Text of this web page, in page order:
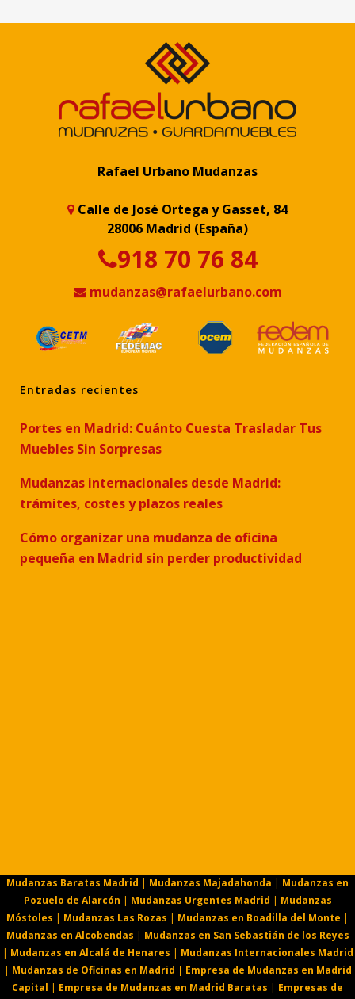
Rafael Urbano Mudanzas
Calle de José Ortega y Gasset, 84
28006 Madrid (España)
918 70 76 84
mudanzas@rafaelurbano.com
Entradas recientes
Portes en Madrid: Cuánto Cuesta Trasladar Tus
Muebles Sin Sorpresas
Mudanzas internacionales desde Madrid:
trámites, costes y plazos reales
Cómo organizar una mudanza de oficina
pequeña en Madrid sin perder productividad
Mudanzas Baratas Madrid | Mudanzas Majadahonda | Mudanzas en
Pozuelo de Alarcón | Mudanzas Urgentes Madrid | Mudanzas
Móstoles | Mudanzas Las Rozas | Mudanzas en Boadilla del Monte |
Mudanzas en Alcobendas | Mudanzas en San Sebastián de los Reyes
| Mudanzas en Alcalá de Henares | Mudanzas Internacionales Madrid
| Mudanzas de Oficinas en Madrid | Empresa de Mudanzas en Madrid
Capital | Empresa de Mudanzas en Madrid Baratas | Empresas de